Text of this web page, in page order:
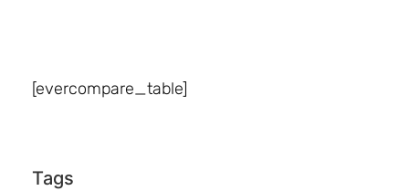
[evercompare_table]
Tags